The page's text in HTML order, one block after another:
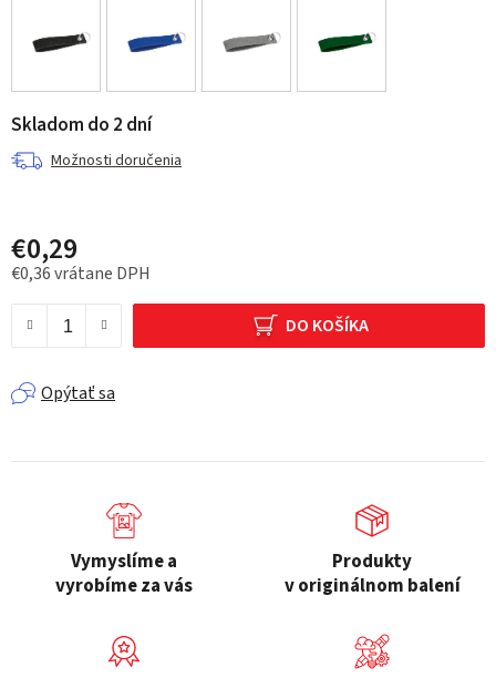
Skladom do 2 dní
Možnosti doručenia
€0,29
€0,36 vrátane DPH
DO KOŠÍKA
Opýtať sa
Vymyslíme a
vyrobíme za vás
Produkty
v originálnom balení